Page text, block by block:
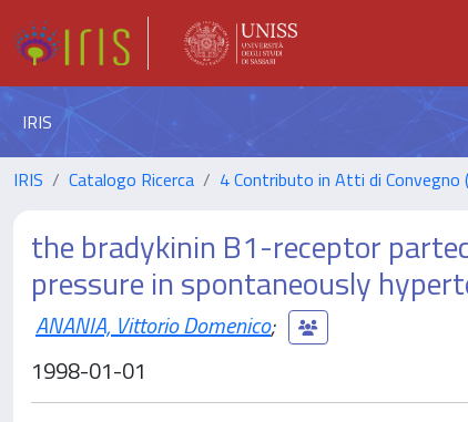
IRIS
IRIS Catalogo Ricerca 4 Contributo in Atti di Convegno
the bradykinin B1-receptor
pressure in spontaneously
ANANIA, Vittorio Domenico;
1998-01-01